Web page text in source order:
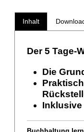
Inhalt
Der 5 Tage-
Die